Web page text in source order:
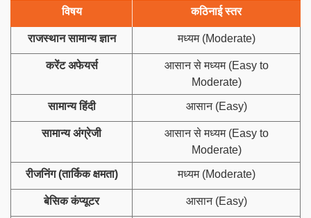
विषय कठिनाई स्तर
राजस्थान सामान्य ज्ञान मध्यम (Moderate)
करेंट अफेयर्स
आसान से मध्यम (Easy to
Moderate)
सामान्य हिंदी आसान (Easy)
सामान्य अंग्रेजी
आसान से मध्यम (Easy to
Moderate)
रीजनिंग (तार्किक क्षमता) मध्यम (Moderate)
बेसिक कंप्यूटर आसान (Easy)